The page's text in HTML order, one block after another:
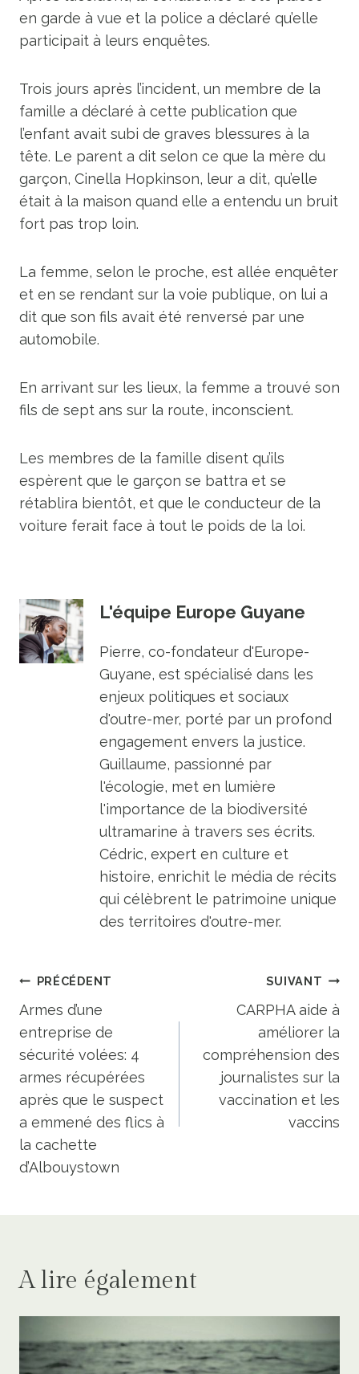
en garde à vue et la police a déclaré qu’elle
participait à leurs enquêtes.
Trois jours après l’incident, un membre de la
famille a déclaré à cette publication que
l’enfant avait subi de graves blessures à la
tête. Le parent a dit selon ce que la mère du
garçon, Cinella Hopkinson, leur a dit, qu’elle
était à la maison quand elle a entendu un bruit
fort pas trop loin.
La femme, selon le proche, est allée enquêter
et en se rendant sur la voie publique, on lui a
dit que son fils avait été renversé par une
automobile.
En arrivant sur les lieux, la femme a trouvé son
fils de sept ans sur la route, inconscient.
Les membres de la famille disent qu’ils
espèrent que le garçon se battra et se
rétablira bientôt, et que le conducteur de la
voiture ferait face à tout le poids de la loi.
L'équipe Europe Guyane
Pierre, co-fondateur d'Europe-
Guyane, est spécialisé dans les
enjeux politiques et sociaux
d'outre-mer, porté par un profond
engagement envers la justice.
Guillaume, passionné par
l'écologie, met en lumière
l'importance de la biodiversité
ultramarine à travers ses écrits.
Cédric, expert en culture et
histoire, enrichit le média de récits
qui célèbrent le patrimoine unique
des territoires d'outre-mer.
Navigation
de
l’article
PRÉCÉDENT
Armes d’une
entreprise de
sécurité volées: 4
armes récupérées
après que le suspect
a emmené des flics à
la cachette
d’Albouystown
SUIVANT
CARPHA aide à
améliorer la
compréhension des
journalistes sur la
vaccination et les
vaccins
A lire également